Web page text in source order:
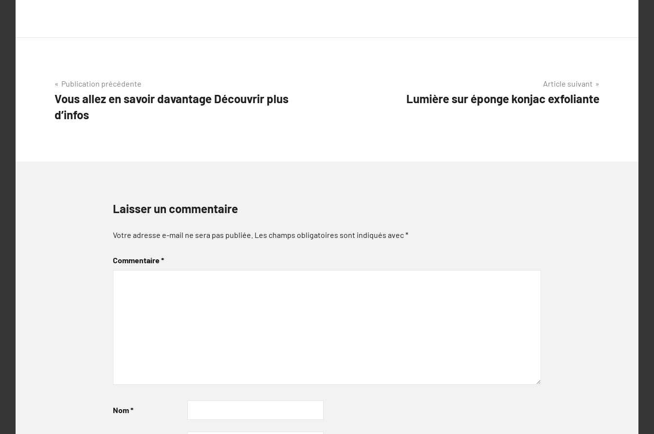
Navigation
de
l’article
Publication précédente
Vous allez en savoir davantage Découvrir plus
d’infos
Article suivant
Lumière sur éponge konjac exfoliante
Laisser un commentaire
Votre adresse e-mail ne sera pas publiée. Les champs obligatoires sont indiqués avec*
Commentaire*
Nom*